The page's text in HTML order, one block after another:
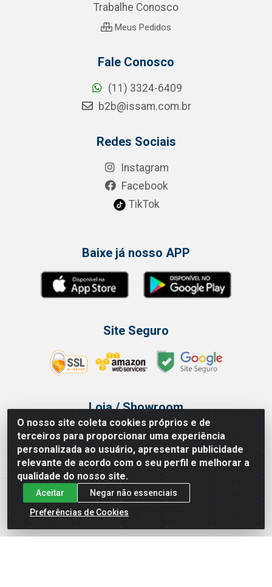
O nosso site coleta cookies próprios e de
terceiros para proporcionar uma experiência
personalizada ao usuário, apresentar publicidade
relevante de acordo com o seu perfil e melhorar a
qualidade do nosso site.
Aceitar
Negar não essenciais
Preferências de Cookies
Trabalhe Conosco
Meus Pedidos
Fale Conosco
(11) 3324-6409
b2b@issam.com.br
Redes Sociais
Instagram
Facebook
TikTok
Baixe já nosso APP
Site Seguro
Loja / Showroom
Tel.: (11) 3314 6400
Av Vautier, 468 - Pari - São Paulo/SP
Issam Importação e Exportação LTDA - Av. Vautier, 468 - Pari, São
Paulo/ SP - CEP 03032-000 - CNPJ 00.327.385/0003-68